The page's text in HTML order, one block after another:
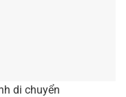
di chuyển